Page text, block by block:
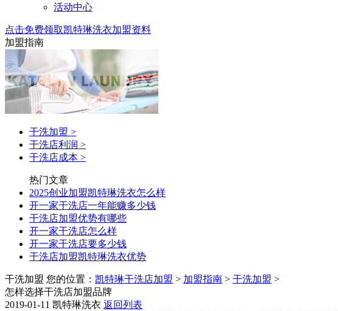
活动中心
点击免费领取凯特琳洗衣加盟资料
加盟指南
干洗加盟 >
干洗店利润 >
干洗店成本 >
热门文章
2025创业加盟凯特琳洗衣怎么样
开一家干洗店一年能赚多少钱
干洗店加盟优势有哪些
开一家干洗店怎么样
开一家干洗店要多少钱
干洗店加盟凯特琳洗衣优势
干洗加盟 您的位置： 凯特琳干洗店加盟 > 加盟指南 > 干洗加盟 >
怎样选择干洗店加盟品牌
2019-01-11 凯特琳洗衣 返回列表